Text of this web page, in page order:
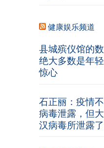
健康娱乐频道
县城殡仪馆的
绝大多数是年
惊心
石正丽：疫情
病毒泄露，但
汉病毒所泄露